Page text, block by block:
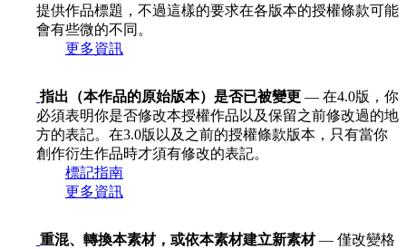
提供作品標題，不過這樣的要求在各版本的授權條款可能
會有些微的不同。
更多資訊
指出（本作品的原始版本）是否已被變更 — 在4.0版，你
必須表明你是否修改本授權作品以及保留之前修改過的地
方的表記。在3.0版以及之前的授權條款版本，只有當你
創作衍生作品時才須有修改的表記。
標記指南
更多資訊
重混、轉換本素材，或依本素材建立新素材— 僅改變格